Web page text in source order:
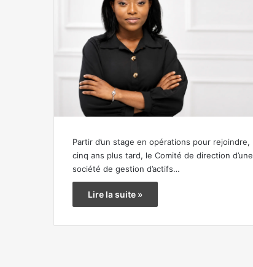
Partir d’un stage en opérations pour rejoindre,
cinq ans plus tard, le Comité de direction d’une
société de gestion d’actifs…
Lire la suite »